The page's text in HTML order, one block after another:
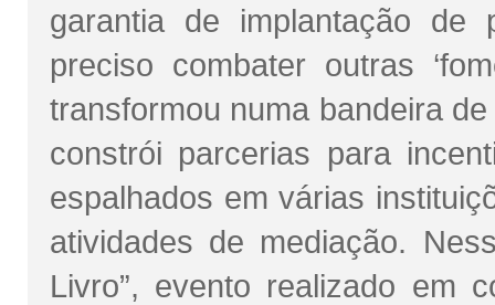
garantia de implantação de
preciso combater outras
transformou numa bandeira
constrói parcerias para
espalhados em várias
atividades de mediação.
Livro”, evento realizado em